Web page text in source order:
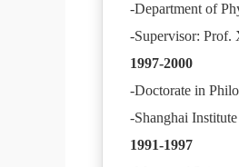
-Department of
-Supervisor: Prof.
1997-2000
-Doctorate in
-Shanghai
1991-1997